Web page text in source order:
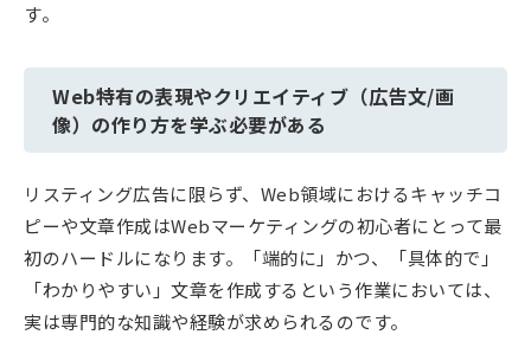
す。
Web特有の表現やクリエイティブ（広告文/画
像）の作り方を学ぶ必要がある
リスティング広告に限らず、Web領域におけるキャッチコ
ピーや文章作成はWebマーケティングの初心者にとって最
初のハードルになります。「端的に」かつ、「具体的で」
「わかりやすい」文章を作成するという作業においては、
実は専門的な知識や経験が求められるのです。